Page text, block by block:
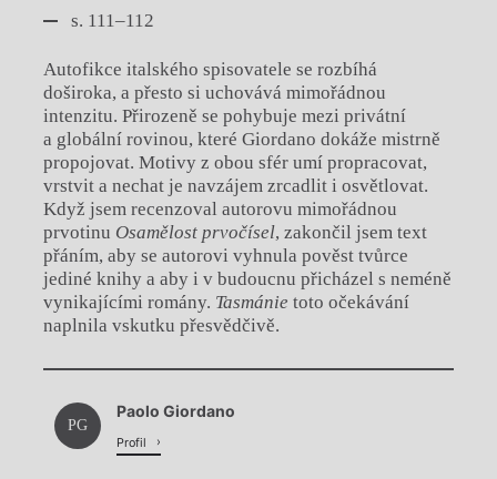
s. 111–112
Autofikce italského spisovatele se rozbíhá
doširoka, a přesto si uchovává mimořádnou
intenzitu. Přirozeně se pohybuje mezi privátní
a globální rovinou, které Giordano dokáže mistrně
propojovat. Motivy z obou sfér umí propracovat,
vrstvit a nechat je navzájem zrcadlit i osvětlovat.
Když jsem recenzoval autorovu mimořádnou
prvotinu Osamělost prvočísel, zakončil jsem text
přáním, aby se autorovi vyhnula pověst tvůrce
jediné knihy a aby i v budoucnu přicházel s neméně
vynikajícími romány. Tasmánie toto očekávání
naplnila vskutku přesvědčivě.
Chviličku.
Načítá se.
PG
Paolo Giordano
Profil